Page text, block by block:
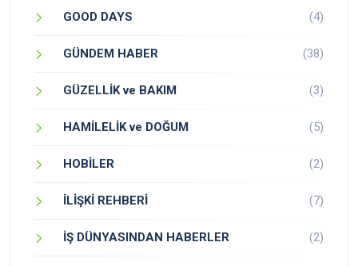
GOOD DAYS (4)
GÜNDEM HABER (38)
GÜZELLİK ve BAKIM (3)
HAMİLELİK ve DOĞUM (5)
HOBİLER (2)
İLİŞKİ REHBERİ (7)
İŞ DÜNYASINDAN HABERLER (2)